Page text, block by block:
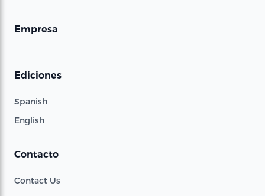
Empresa
Ediciones
Spanish
English
Contacto
Contact Us